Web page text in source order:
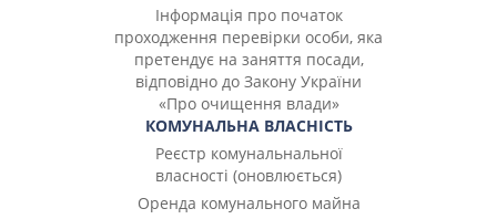
Інформація про початок
проходження перевірки особи, яка
претендує на заняття посади,
відповідно до Закону України
«Про очищення влади»
КОМУНАЛЬНА ВЛАСНІСТЬ
Реєстр комунальнальної
власності (оновлюється)
Оренда комунального майна